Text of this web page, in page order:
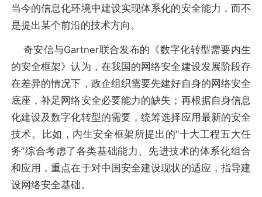
当今的信息化环境中建设实现体系化的安全能力，而不
是提出某个前沿的技术方向。
奇安信与Gartner联合发布的《数字化转型需要内生
的安全框架》认为，在我国的网络安全建设发展阶段存
在差异的情况下，政企组织需要先建好自身的网络安全
底座，补足网络安全必要能力的缺失；再根据自身信息
化建设及数字化转型的需要，统筹选择应用最新的安全
技术。比如，内生安全框架所提出的“十大工程五大任
务”综合考虑了各类基础能力、先进技术的体系化组合
和应用，重点在于对中国安全建设现状的适应，指导建
设网络安全基础。